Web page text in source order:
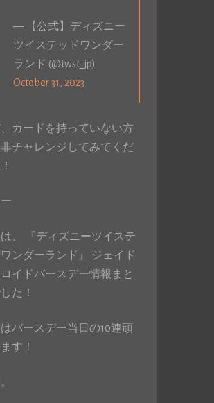
— 【公式】ディズニー
ツイステッドワンダー
ランド (@twst_jp)
October 31, 2023
、カードを持っていない方
チャレンジしてみてくだ
、 『ディズニーツイステ
ワンダーランド』 ジェイド
ロイドバースデー情報まと
た！
バースデー当日の10連頑
す！